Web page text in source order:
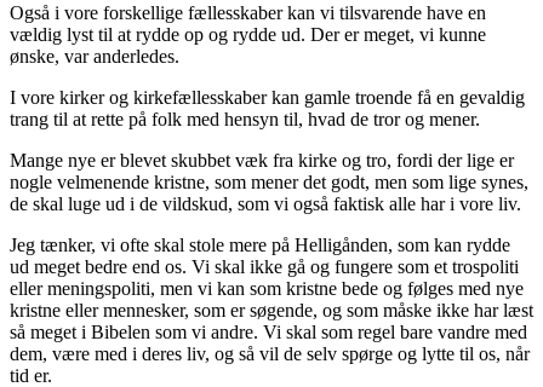
Også i vore forskellige fællesskaber kan vi tilsvarende have en
vældig lyst til at rydde op og rydde ud. Der er meget, vi kunne
ønske, var anderledes.
I vore kirker og kirkefællesskaber kan gamle troende få en gevaldig
trang til at rette på folk med hensyn til, hvad de tror og mener.
Mange nye er blevet skubbet væk fra kirke og tro, fordi der lige er
nogle velmenende kristne, som mener det godt, men som lige synes,
de skal luge ud i de vildskud, som vi også faktisk alle har i vore liv.
Jeg tænker, vi ofte skal stole mere på Helligånden, som kan rydde
ud meget bedre end os. Vi skal ikke gå og fungere som et trospoliti
eller meningspoliti, men vi kan som kristne bede og følges med nye
kristne eller mennesker, som er søgende, og som måske ikke har læst
så meget i Bibelen som vi andre. Vi skal som regel bare vandre med
dem, være med i deres liv, og så vil de selv spørge og lytte til os, når
tid er.